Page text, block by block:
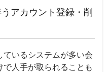
アカウント登録・削
いるシステムが多い会
人手が取られることも